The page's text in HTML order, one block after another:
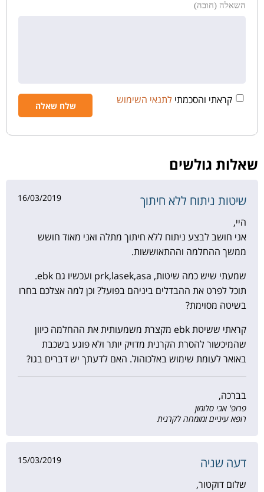
השאלה (חובה)
קראתי והסכמתי לתנאי השימוש
שאלות גולשים
שיטות ניתוח ללא חיתוך 16/03/2019
היי,
אני חושב לבצע ניתוח ללא חיתוך מתלה ואני מאוד חושש
ממשך ההחלמה וההתאוששות.
שמעתי שיש כמה שיטות, prk,lasek,asa ועכשיו גם ebk.
תוכל לפרט את ההבדלים ביניהם בפועל? וכן למה אצלכם בחרו
בשיטה מסוימת?
קראתי ששיטת ebk מקצרת משמעותית את ההחלמה כיוון
שהמיכשור להסרת הקרנית מדויק יותר ולא פוגע בשכבת
באואר לעומת שימוש באלכוהול. האם לדעתך יש דברים בגו?
בברכה,
פרופ' אבי סלומון
רופא עיניים ומומחה לקרנית
דעה שניה 15/03/2019
שלום דוקטור,